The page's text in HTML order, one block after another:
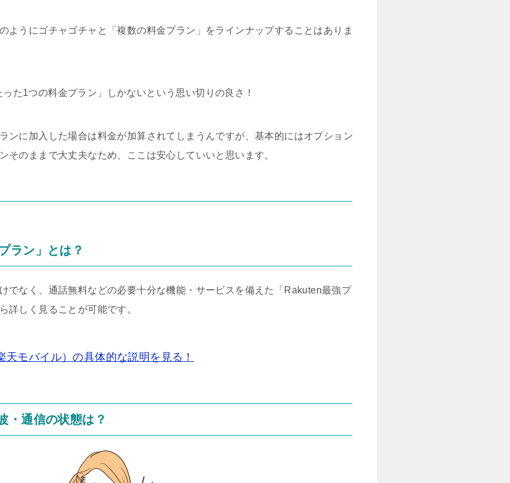
ようにゴチャゴチャと「複数の料金プラン」をラインナップすることはありま
た1つの料金プラン」しかないという思い切りの良さ！
ンに加入した場合は料金が加算されてしまうんですが、基本的にはオプション
そのままで大丈夫なため、ここは安心していいと思います。
ラン」とは？
でなく、通話無料などの必要十分な機能・サービスを備えた「Rakuten最強プ
詳しく見ることが可能です。
モバイル）の具体的な説明を見る！
・通信の状態は？